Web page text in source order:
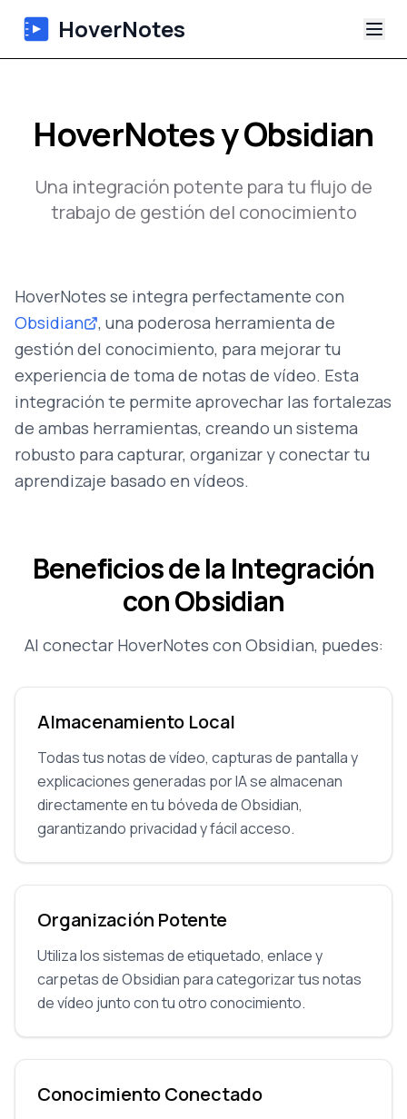
HoverNotes
Extension
Notas de Video con IA
Blog
HoverNotes y Obsidian
Una integración potente para tu flujo de
trabajo de gestión del conocimiento
HoverNotes se integra perfectamente con
Obsidian
, una poderosa herramienta de
gestión del conocimiento, para mejorar tu
experiencia de toma de notas de vídeo. Esta
integración te permite aprovechar las fortalezas
de ambas herramientas, creando un sistema
robusto para capturar, organizar y conectar tu
aprendizaje basado en vídeos.
Beneficios de la Integración
con Obsidian
Al conectar HoverNotes con Obsidian, puedes:
Almacenamiento Local
Todas tus notas de vídeo, capturas de pantalla y
explicaciones generadas por IA se almacenan
directamente en tu bóveda de Obsidian,
garantizando privacidad y fácil acceso.
Organización Potente
Utiliza los sistemas de etiquetado, enlace y
carpetas de Obsidian para categorizar tus notas
de vídeo junto con tu otro conocimiento.
Conocimiento Conectado